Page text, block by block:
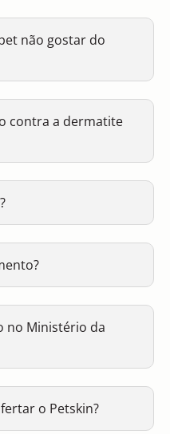
não gostar do
contra a dermatite
no Ministério da
o Petskin?